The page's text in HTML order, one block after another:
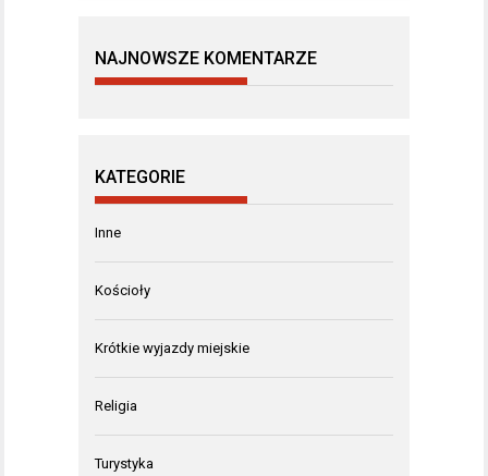
NAJNOWSZE KOMENTARZE
KATEGORIE
Inne
Kościoły
Krótkie wyjazdy miejskie
Religia
Turystyka